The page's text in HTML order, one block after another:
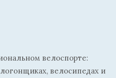
велоспорте:
велосипедах и